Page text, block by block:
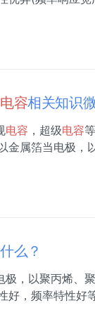
电容相关知识
电容 ，超级电容
金属箔当电极，
么？
极，以聚丙烯、
好，频率特性好